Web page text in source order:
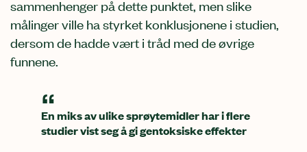
sammenhenger på dette punktet, men slike
målinger ville ha styrket konklusjonene i studien,
dersom de hadde vært i tråd med de øvrige
funnene.
En miks av ulike sprøytemidler har i flere
studier vist seg å gi gentoksiske effekter